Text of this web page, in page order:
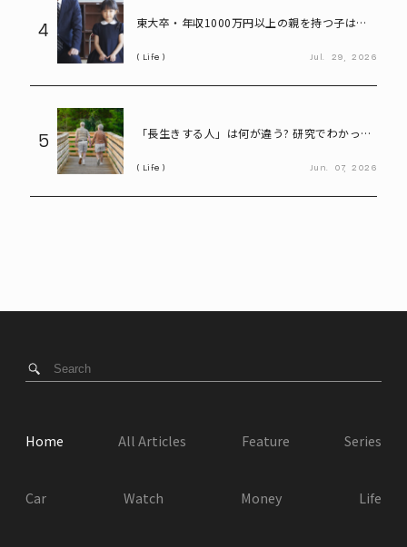
4
東大卒・年収1000万円以上の親を持つ子は、
実”
Life Jul. 29, 2026
5
「長生きする人」は何が違う? 研究でわかって
Life Jun. 07, 2026
Home All Articles Feature Series
Car Watch Money Life